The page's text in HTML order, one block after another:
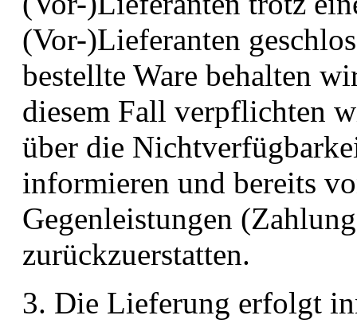
(Vor-)Lieferanten
bestellte Ware behalten
diesem Fall verpflichten
über die
informieren und bereits
Gegenleistungen
zurückzuerstatten.
3. Die Lieferung erfolgt